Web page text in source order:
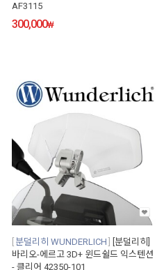
AF3115
300,000₩
분덜리히 WUNDERLICH
[분덜리히]
바리오-에르고 3D+ 윈드쉴드 익스텐션
- 클리어 42350-101